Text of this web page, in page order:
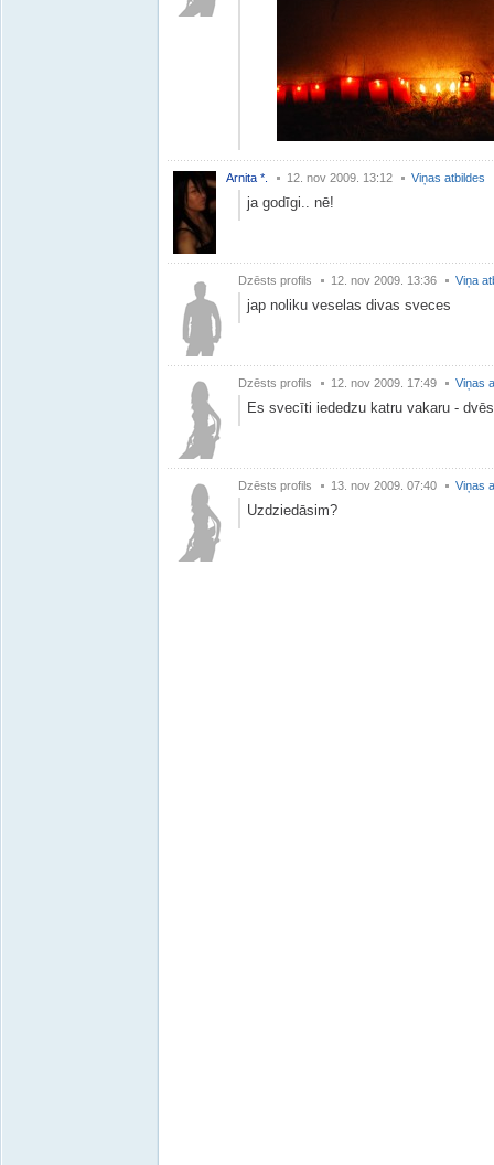
Arnita *. 12. nov 2009. 13:12 Viņas atbildes
ja godīgi.. nē!
Dzēsts profils 12. nov 2009. 13:36 Viņa
jap noliku veselas divas sveces
Dzēsts profils 12. nov 2009. 17:49 Viņas
Es svecīti iededzu katru vakaru -
Dzēsts profils 13. nov 2009. 07:40 Viņas
Uzdziedāsim?